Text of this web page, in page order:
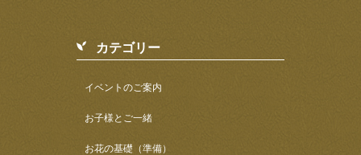
カテゴリー
イベントのご案内
お子様とご一緒
お花の基礎（準備）